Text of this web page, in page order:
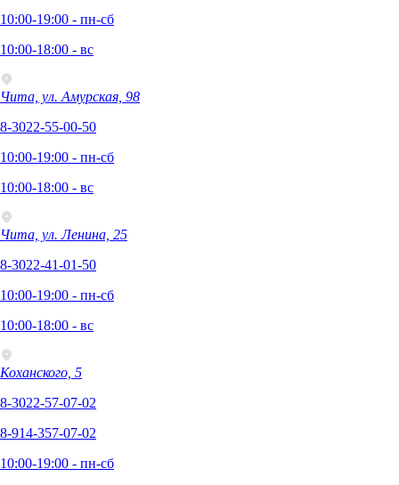
10:00-19:00 - пн-сб
10:00-18:00 - вс
Чита, ул. Амурская, 98
8-3022-55-00-50
10:00-19:00 - пн-сб
10:00-18:00 - вс
Чита, ул. Ленина, 25
8-3022-41-01-50
10:00-19:00 - пн-сб
10:00-18:00 - вс
Коханского, 5
8-3022-57-07-02
8-914-357-07-02
10:00-19:00 - пн-сб